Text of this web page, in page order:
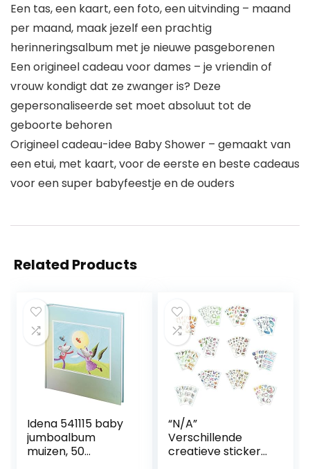
Een tas, een kaart, een foto, een uitvinding – maand
per maand, maak jezelf een prachtig
herinneringsalbum met je nieuwe pasgeborenen
Een origineel cadeau voor dames – je vriendin of
vrouw kondigt dat ze zwanger is? Deze
gepersonaliseerde set moet absoluut tot de
geboorte behoren
Origineel cadeau-idee Baby Shower – gemaakt van
een etui, met kaart, voor de eerste en beste cadeaus
voor een super babyfeestje en de ouders
Related Products
Idena 541115 baby
jumboalbum
muizen, 50
“N/A”
Verschillende
creatieve stickers